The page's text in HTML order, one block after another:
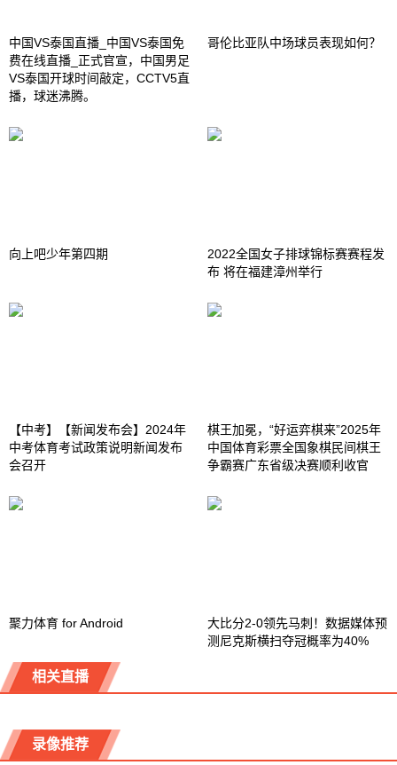
中国VS泰国直播_中国VS泰国免
费在线直播_正式官宣，中国男足
VS泰国开球时间敲定，CCTV5直
播，球迷沸腾。
哥伦比亚队中场球员表现如何？
向上吧少年第四期
2022全国女子排球锦标赛赛程发
布 将在福建漳州举行
【中考】【新闻发布会】2024年
中考体育考试政策说明新闻发布
会召开
棋王加冕，“好运弈棋来”2025年
中国体育彩票全国象棋民间棋王
争霸赛广东省级决赛顺利收官
聚力体育 for Android
大比分2-0领先马刺！数据媒体预
测尼克斯横扫夺冠概率为40%
相关直播
录像推荐